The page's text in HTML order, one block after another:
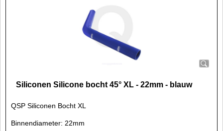
Siliconen Silicone bocht 45° XL - 22mm - blauw
QSP Siliconen Bocht XL
Binnendiameter: 22mm